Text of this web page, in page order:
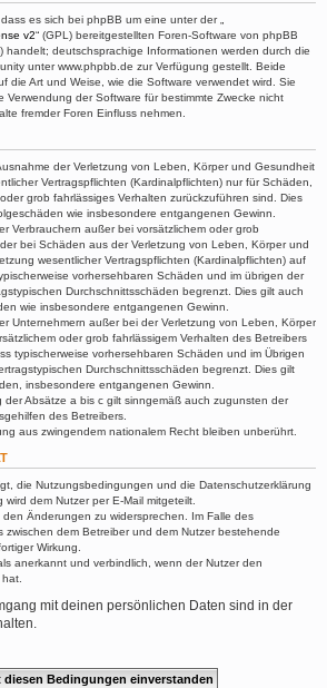
es sich bei phpBB um eine unter der „
v2“ (GPL) bereitgestellten Foren-Software von phpBB
handelt; deutschsprachige Informationen werden durch die
unter www.phpbb.de zur Verfügung gestellt. Beide
die Art und Weise, wie die Software verwendet wird. Sie
Verwendung der Software für bestimmte Zwecke nicht
fremder Foren Einfluss nehmen.
der Verletzung von Leben, Körper und Gesundheit
Vertragspflichten (Kardinalpflichten) nur für Schäden,
grob fahrlässiges Verhalten zurückzuführen sind. Dies
wie insbesondere entgangenen Gewinn.
Verbrauchern außer bei vorsätzlichem oder grob
bei Schäden aus der Verletzung von Leben, Körper und
wesentlicher Vertragspflichten (Kardinalpflichten) auf
vorhersehbaren Schäden und im übrigen der
Durchschnittsschäden begrenzt. Dies gilt auch
wie insbesondere entgangenen Gewinn.
Unternehmern außer bei der Verletzung von Leben, Körper
oder grob fahrlässigem Verhalten des Betreibers
typischerweise vorhersehbaren Schäden und im Übrigen
Durchschnittsschäden begrenzt. Dies gilt
insbesondere entgangenen Gewinn.
der Absätze a bis c gilt sinngemäß auch zugunsten der
des Betreibers.
aus zwingendem nationalem Recht bleiben unberührt.
die Nutzungsbedingungen und die Datenschutzerklärung
dem Nutzer per E-Mail mitgeteilt.
Änderungen zu widersprechen. Im Falle des
zwischen dem Betreiber und dem Nutzer bestehende
Wirkung.
anerkannt und verbindlich, wenn der Nutzer den
mit deinen persönlichen Daten sind in der